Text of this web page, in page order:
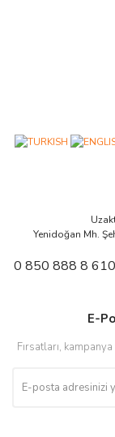
Yenidoğan Mh.
0 850 888 8
E-
Fırsatları,